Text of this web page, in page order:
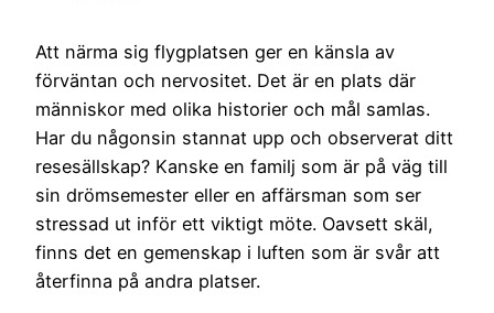
Att närma sig flygplatsen ger en känsla av
förväntan och nervositet. Det är en plats där
människor med olika historier och mål samlas.
Har du någonsin stannat upp och observerat ditt
resesällskap? Kanske en familj som är på väg till
sin drömsemester eller en affärsman som ser
stressad ut inför ett viktigt möte. Oavsett skäl,
finns det en gemenskap i luften som är svår att
återfinna på andra platser.